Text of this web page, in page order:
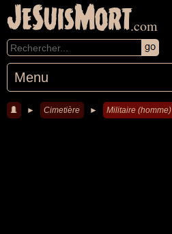
JeSuisMort.com
Menu
► Cimetière ► Militaire (homme)